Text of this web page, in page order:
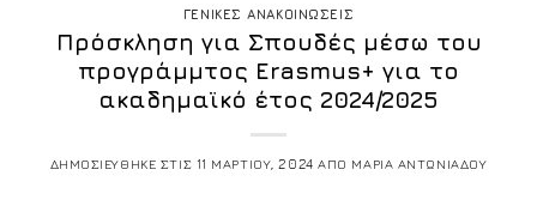
ΓΕΝΙΚΕΣ ΑΝΑΚΟΙΝΩΣΕΙΣ
Πρόσκληση για Σπουδές μέσω του
προγράμμτος Erasmus+ για το
ακαδημαϊκό έτος 2024/2025
ΔΗΜΟΣΙΕΥΘΗΚΕ ΣΤΙΣ 11 ΜΑΡΤΙΟΥ, 2024 ΑΠΟ ΜΑΡΙΑ ΑΝΤΩΝΙΑΔΟΥ